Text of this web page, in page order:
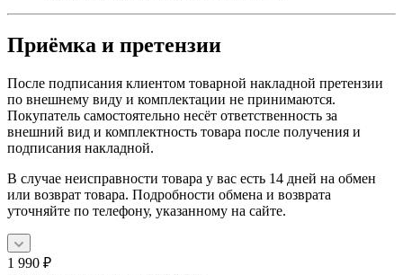
Приёмка и претензии
После подписания клиентом товарной накладной претензии
по внешнему виду и комплектации не принимаются.
Покупатель самостоятельно несёт ответственность за
внешний вид и комплектность товара после получения и
подписания накладной.
В случае неисправности товара у вас есть 14 дней на обмен
или возврат товара. Подробности обмена и возврата
уточняйте по телефону, указанному на сайте.
1 990 ₽